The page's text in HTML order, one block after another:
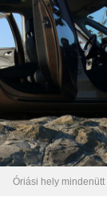
Óriási hely mindenütt